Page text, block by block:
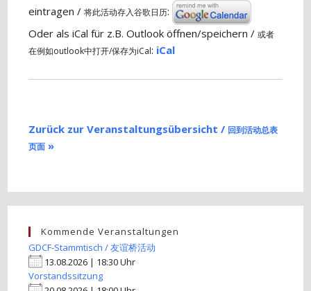
eintragen /将此活动存入谷歌日历:
Oder als iCal für z.B. Outlook öffnen/speichern /或者
在例如outlook中打开/保存为iCal: iCal
Zurück zur Veranstaltungsübersicht / 回到活动总表
页面 »
Kommende Veranstaltungen
GDCF-Stammtisch / 友谊桥活动
13.08.2026 | 18:30 Uhr
Vorstandssitzung